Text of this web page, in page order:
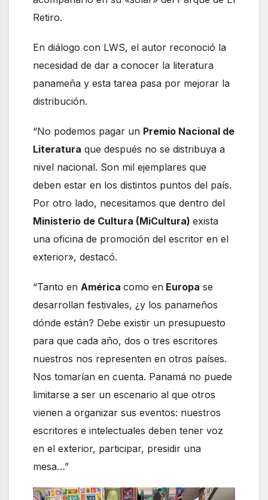
Retiro.
En diálogo con LWS, el autor reconoció la
necesidad de dar a conocer la literatura
panameña y esta tarea pasa por mejorar la
distribución.
“No podemos pagar un Premio Nacional de
Literatura que después no se distribuya a
nivel nacional. Son mil ejemplares que
deben estar en los distintos puntos del país.
Por otro lado, necesitamos que dentro del
Ministerio de Cultura (MiCultura) exista
una oficina de promoción del escritor en el
exterior», destacó.
“Tanto en América como en Europa se
desarrollan festivales, ¿y los panameños
dónde están? Debe existir un presupuesto
para que cada año, dos o tres escritores
nuestros nos representen en otros países.
Nos tomarían en cuenta. Panamá no puede
limitarse a ser un escenario al que otros
vienen a organizar sus eventos: nuestros
escritores e intelectuales deben tener voz
en el exterior, participar, presidir una
mesa…”